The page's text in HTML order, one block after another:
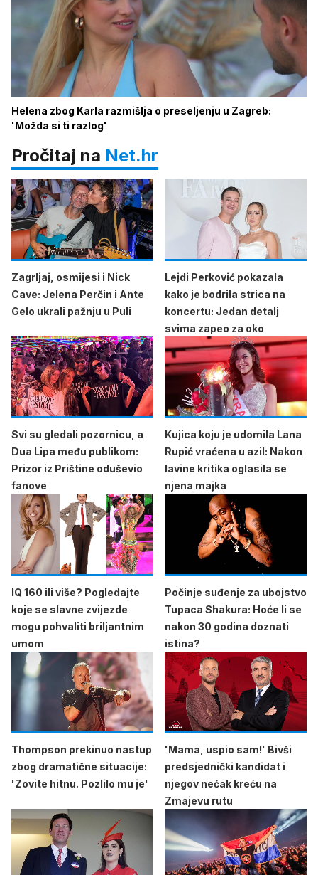
Helena zbog Karla razmišlja o preseljenju u Zagreb:
'Možda si ti razlog'
Pročitaj na Net.hr
Zagrljaj, osmijesi i Nick
Cave: Jelena Perčin i Ante
Gelo ukrali pažnju u Puli
Lejdi Perković pokazala
kako je bodrila strica na
koncertu: Jedan detalj
svima zapeo za oko
Svi su gledali pozornicu, a
Dua Lipa među publikom:
Prizor iz Prištine oduševio
fanove
Kujica koju je udomila Lana
Rupić vraćena u azil: Nakon
lavine kritika oglasila se
njena majka
IQ 160 ili više? Pogledajte
koje se slavne zvijezde
mogu pohvaliti briljantnim
umom
Počinje suđenje za ubojstvo
Tupaca Shakura: Hoće li se
nakon 30 godina doznati
istina?
Thompson prekinuo nastup
zbog dramatične situacije:
'Zovite hitnu. Pozlilo mu je'
'Mama, uspio sam!' Bivši
predsjednički kandidat i
njegov nećak kreću na
Zmajevu rutu